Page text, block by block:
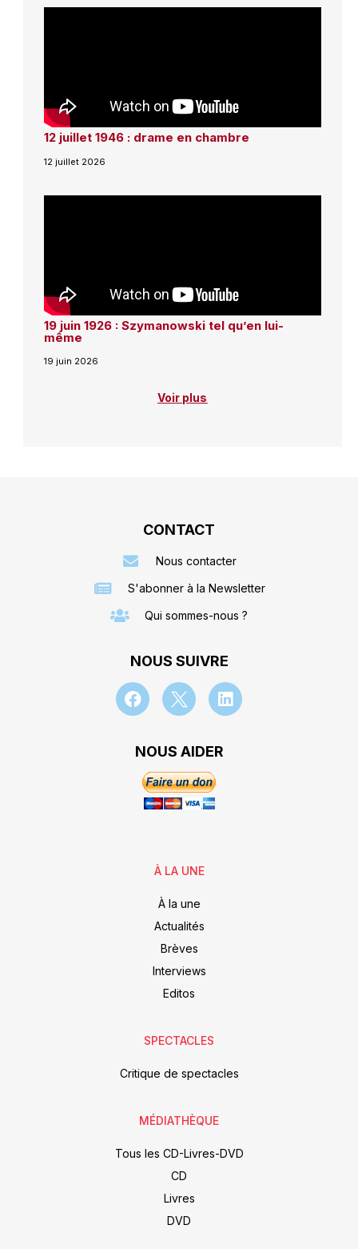
12 juillet 1946 : drame en chambre
12 juillet 2026
19 juin 1926 : Szymanowski tel qu’en lui-
même
19 juin 2026
Voir plus
CONTACT
Nous contacter
S'abonner à la Newsletter
Qui sommes-nous ?
NOUS SUIVRE
NOUS AIDER
À LA UNE
À la une
Actualités
Brèves
Interviews
Editos
SPECTACLES
Critique de spectacles
MÉDIATHÈQUE
Tous les CD-Livres-DVD
CD
Livres
DVD